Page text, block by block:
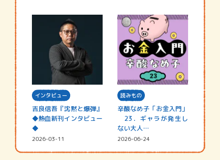
インタビュー
吉良信吾『沈黙と爆弾』
◆熱血新刊インタビュー
◆
2026-03-11
読みもの
辛酸なめ子「お金入門」
23．ギャラが発生し
ない大人…
2026-06-24